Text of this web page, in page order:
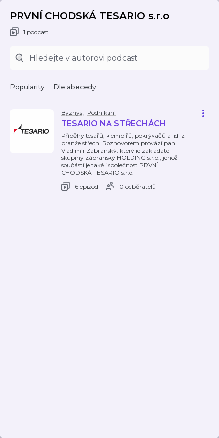
PRVNÍ CHODSKÁ TESARIO s.r.o
1 podcast
Popularity Dle abecedy
Byznys, Podnikání
TESARIO NA STŘECHÁCH
Příběhy tesařů, klempířů, pokrývačů a lidí z
branže střech. Rozhovorem provází pan
Vladimír Zábranský, který je zakladatel
skupiny Zábranský HOLDING s.r.o., jehož
součástí je také i společnost PRVNÍ
CHODSKÁ TESARIO s.r.o.
6 epizod
0 odběratelů